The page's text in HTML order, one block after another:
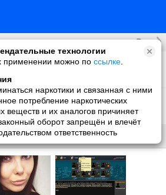
технологии
применении можно по ссылке
наркотики и связанная с ними
потребление наркотических
веществ и их аналогов причиняет
оборот запрещён и влечёт
ответственность
Все